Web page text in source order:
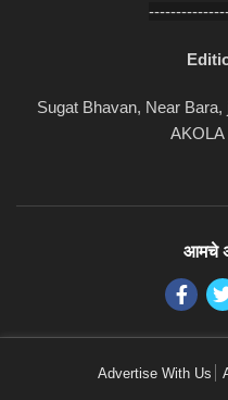
Sugat Bhavan, Near
AKOLA
आमचे
Advertise With Us